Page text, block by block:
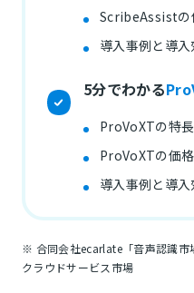
ScribeAssistの
導入事例と導入
5分でわかる
ProVoXTの特
ProVoXTの価
導入事例と導入
※ 合同会社ecarlate「音声認識
クラウドサービス市場